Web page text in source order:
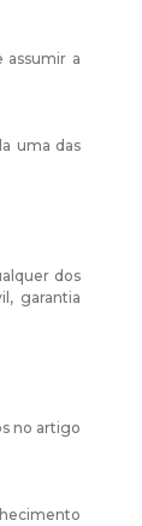
assumir a
uma das
dos
garantia
no artigo